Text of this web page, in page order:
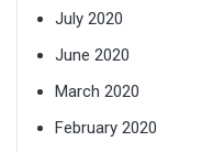
July 2020
June 2020
March 2020
February 2020